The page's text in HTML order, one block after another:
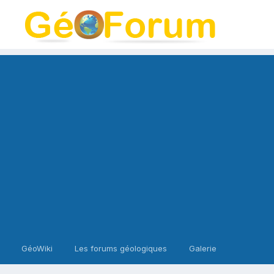
GéoWiki Les forums géologiques Galerie